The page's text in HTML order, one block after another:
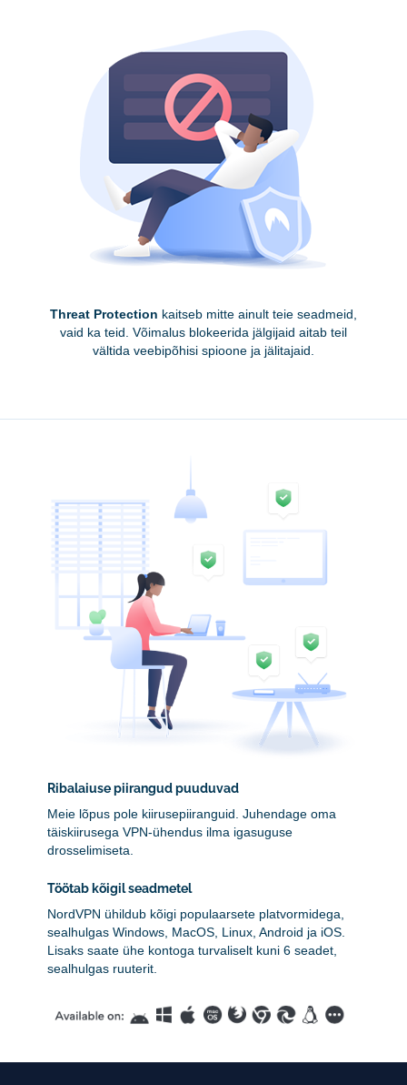
Threat Protection kaitseb mitte ainult teie seadmeid,
vaid ka teid. Võimalus blokeerida jälgijaid aitab teil
vältida veebipõhisi spioone ja jälitajaid.
Ribalaiuse piirangud puuduvad
Meie lõpus pole kiirusepiiranguid. Juhendage oma
täiskiirusega VPN-ühendus ilma igasuguse
drosselimiseta.
Töötab kõigil seadmetel
NordVPN ühildub kõigi populaarsete platvormidega,
sealhulgas Windows, MacOS, Linux, Android ja iOS.
Lisaks saate ühe kontoga turvaliselt kuni 6 seadet,
sealhulgas ruuterit.